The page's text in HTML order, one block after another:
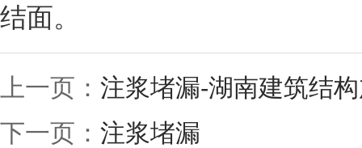
结面。
上一页： 注浆堵漏-湖南建筑结
下一页： 注浆堵漏